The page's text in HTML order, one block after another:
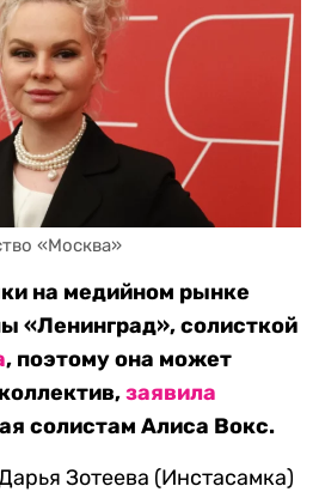
«Москва»
на медийном рынке
«Ленинград», солисткой
, поэтому она может
заявила
солистам Алиса Вокс.
Зотеева (Инстасамка)